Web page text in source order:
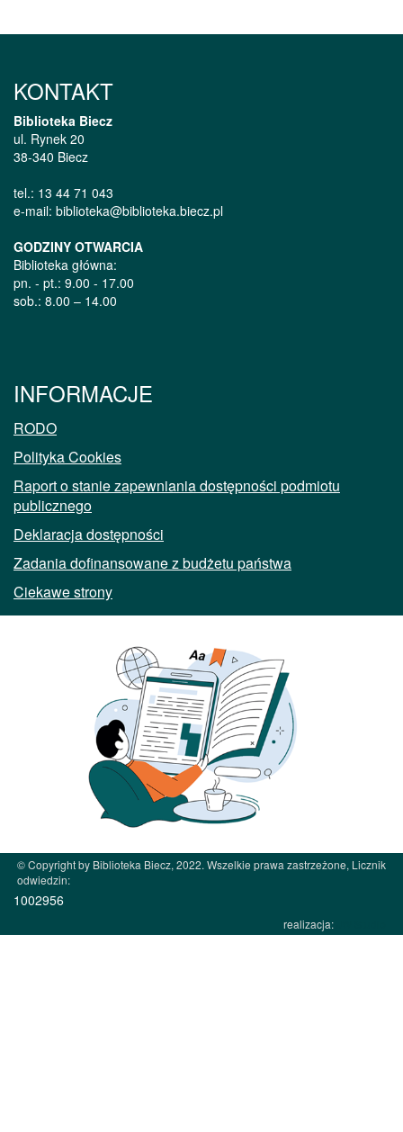
KONTAKT
Biblioteka Biecz
ul. Rynek 20
38-340 Biecz
tel.: 13 44 71 043
e-mail: biblioteka@biblioteka.biecz.pl
GODZINY OTWARCIA
Biblioteka główna:
pn. - pt.: 9.00 - 17.00
sob.: 8.00 – 14.00
INFORMACJE
RODO
Polityka Cookies
Raport o stanie zapewniania dostępności podmiotu
publicznego
Deklaracja dostępności
Zadania dofinansowane z budżetu państwa
Ciekawe strony
© Copyright by Biblioteka Biecz, 2022. Wszelkie prawa zastrzeżone, Licznik
odwiedzin:
1002956
realizacja: